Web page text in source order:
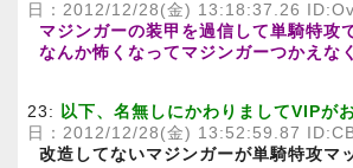
日：2012/12/28(金) 13:18:37.26
マジンガーの装甲を過信して単騎特攻
なんか怖くなってマジンガーつかえな
23: 以下、名無しにかわりましてVIPが
日：2012/12/28(金) 13:52:59.87
改造してないマジンガーが単騎特攻マ